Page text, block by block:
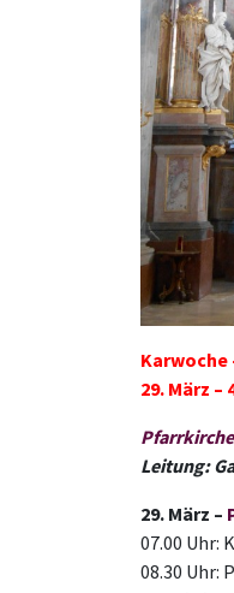
29. März –
Leitung:
29. März –
07.00 Uhr:
08.30 Uhr: